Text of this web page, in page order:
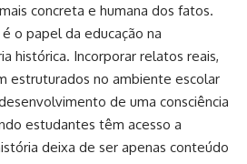
concreta e humana dos fatos.
o papel da educação na
histórica. Incorporar relatos reais,
estruturados no ambiente escolar
de uma consciência
estudantes têm acesso a
deixa de ser apenas conteúdo